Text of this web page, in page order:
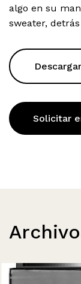
algo en su
sweater,
Descargar
Solicitar